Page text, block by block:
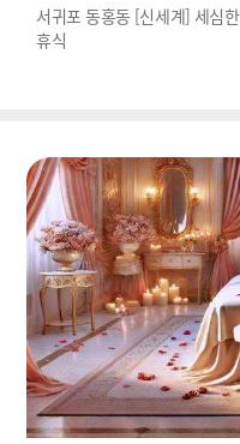
서귀포 동홍동 [신세계] 세심
휴식